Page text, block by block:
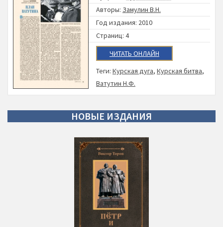
Авторы: Замулин В.Н.
Год издания: 2010
Страниц: 4
ЧИТАТЬ ОНЛАЙН
Теги: Курская дуга, Курская битва,
Ватутин Н.Ф.
НОВЫЕ ИЗДАНИЯ